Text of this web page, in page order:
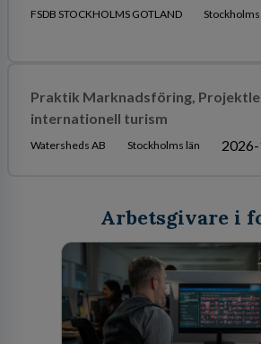
FSDB STOCKHOLMS GOTLAND Stockholms
Praktik Marknadsföring,
internationell turism
Watersheds AB Stockholms län
Arbetsgivare i